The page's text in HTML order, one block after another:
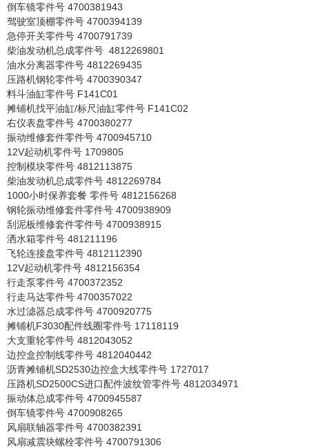
倒车镜零件号 4700381943
驾驶室顶棚零件号 4700394139
急停开关零件号 4700791739
柴油发动机总成零件号 4812269801
油水分离器零件号 4812269435
压路机钢轮零件号 4700390347
料斗油缸零件号 F141C01
摊铺机找平油缸/标尺油缸零件号 F141C02
右仪表盘零件号 4700380277
振动维修套件零件号 4700945710
12V起动机零件号 1709805
控制模块零件号 4812113875
柴油发动机总成零件号 4812269784
1000小时保养套餐 零件号 4812156268
钢轮振动维修套件零件号 4700938909
刮泥板维修套件零件号 4700938915
洒水箱零件号 481211196
飞轮连接盘零件号 4812112390
12V起动机零件号 4812156354
行走泵零件号 4700372352
行走马达零件号 4700357022
水过滤器总成零件号 4700920775
摊铺机F3030配件线圈零件号 17118119
大支重轮零件号 4812043052
边控盒控制线零件号 4812040442
沥青摊铺机SD2530边控盒大线零件号 1727017
压路机SD2500CS进口配件波纹管零件号 4812034971
振动体总成零件号 4700945587
倒车镜零件号 4700908265
风扇联轴器零件号 4700382391
风扇减震块螺栓零件号 4700791306